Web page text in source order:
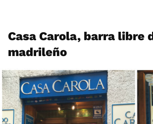
Casa Carola, barra libre
madrileño